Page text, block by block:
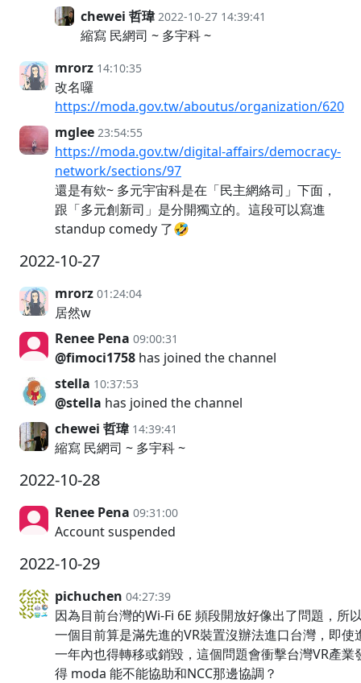
chewei 哲瑋 2022-10-27 14:39:41
縮寫 民網司 ~ 多宇科 ~
mrorz 14:10:35
改名囉
https://moda.gov.tw/aboutus/organization/620
mglee 23:54:55
https://moda.gov.tw/digital-affairs/democracy-
network/sections/97
還是有欸~ 多元宇宙科是在「民主網絡司」下面，
跟「多元創新司」是分開獨立的。這段可以寫進
standup comedy 了🤣
2022-10-27
mrorz 01:24:04
居然w
Renee Pena 09:00:31
@fimoci1758 has joined the channel
stella 10:37:53
@stella has joined the channel
chewei 哲瑋 14:39:41
縮寫 民網司 ~ 多宇科 ~
2022-10-28
Renee Pena 09:31:00
Account suspended
2022-10-29
pichuchen 04:27:39
因為目前台灣的Wi-Fi 6E 頻段開放好像出了問題，所
一個目前算是滿先進的VR裝置沒辦法進口台灣，即使
一年內也得轉移或銷毀，這個問題會衝擊台灣VR產業
得 moda 能不能協助和NCC那邊協調？